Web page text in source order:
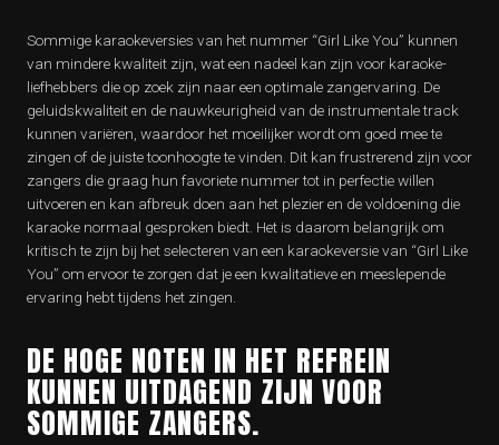
Sommige karaokeversies van het nummer “Girl Like You” kunnen
van mindere kwaliteit zijn, wat een nadeel kan zijn voor karaoke-
liefhebbers die op zoek zijn naar een optimale zangervaring. De
geluidskwaliteit en de nauwkeurigheid van de instrumentale track
kunnen variëren, waardoor het moeilijker wordt om goed mee te
zingen of de juiste toonhoogte te vinden. Dit kan frustrerend zijn voor
zangers die graag hun favoriete nummer tot in perfectie willen
uitvoeren en kan afbreuk doen aan het plezier en de voldoening die
karaoke normaal gesproken biedt. Het is daarom belangrijk om
kritisch te zijn bij het selecteren van een karaokeversie van “Girl Like
You” om ervoor te zorgen dat je een kwalitatieve en meeslepende
ervaring hebt tijdens het zingen.
DE HOGE NOTEN IN HET REFREIN
KUNNEN UITDAGEND ZIJN VOOR
SOMMIGE ZANGERS.